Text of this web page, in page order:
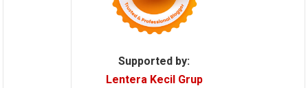
Supported by:
Lentera Kecil Grup